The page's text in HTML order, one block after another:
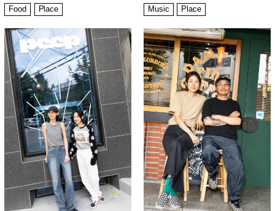
Food Place Music Place